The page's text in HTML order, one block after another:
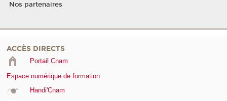
Nos partenaires
ACCÈS DIRECTS
Portail Cnam
Espace numérique de formation
Handi'Cnam